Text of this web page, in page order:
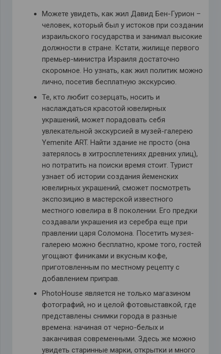
Можете увидеть, как жил Давид Бен-Гурион –
человек, который был у истоков при создании
израильского государства и занимал высокие
должности в стране. Кстати, жилище первого
премьер-министра Израиля достаточно
скоромное. Но узнать, как жил политик можно
лично, посетив бесплатную экскурсию.
Те, кто любит созерцать, носить и
наслаждаться красотой ювелирных
украшений, может порадовать себя
увлекательной экскурсией в музей-галерею
Yemenite ART. Найти здание не просто (она
затерялось в хитросплетениях древних улиц),
но потратить на поиски время стоит. Турист
узнает об истории создания йеменских
ювелирных украшений, сможет посмотреть
экспозицию в мастерской известного
местного ювелира в 8 поколении. Его предки
создавали украшения из серебра еще при
правлении царя Соломона. Посетить музея-
галерею можно бесплатно, кроме того, гостей
угощают финиками и вкусным кофе,
приготовленным по местному рецепту с
добавлением приправ.
PhotoHouse является не только магазином
фотографий, но и целой фотовыставкой, где
представлены снимки города в разные
времена: начиная от черно-белых и
заканчивая современными. Здесь же можно
увидеть старинные марки, открытки и много